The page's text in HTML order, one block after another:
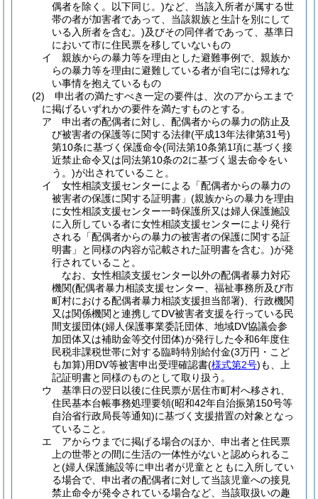
偶者を除く。以下同じ。)など、当該入所者が属する世
帯の者が加害者であって、当該親族と生計を別にして
いる入所者を含む。)及びその同伴者であって、基準日
において市に住民票を移していないもの
イ 親族からの暴力等を理由とした避難事例で、親族か
らの暴力等を理由に避難している者が自宅には帰れな
い事情を抱えているもの
(2) 申出者の満たすべき一定の要件は、次のアからエまで
に掲げるいずれかの要件を満たすものとする。
ア 申出者の配偶者に対し、配偶者からの暴力の防止及
び被害者の保護等に関する法律(平成13年法律第31号)
第10条に基づく保護命令(同法第10条第1項に基づく接
近禁止命令又は同法第10条の2に基づく退去命令をい
う。)が出されていること。
イ 女性相談支援センターによる「配偶者からの暴力の
被害者の保護に関する証明書」(親族からの暴力を理由
に女性相談支援センター一時保護所又は婦人保護施設
に入所している者に女性相談支援センターにより発行
される「配偶者からの暴力の被害者の保護に関する証
明書」と同様の内容が記載された証明書を含む。)が発
行されていること。
なお、女性相談支援センター以外の配偶者暴力対応
機関(配偶者暴力相談支援センター、福祉事務所及び市
町村における配偶者暴力相談支援担当部署)、行政機関
又は関係機関と連携してDV被害者支援を行っている民
間支援団体(婦人保護事業委託団体、地域DV協議会参
加団体又は補助金等交付団体)が発行した令和6年度住
民税非課税世帯に対する臨時特別給付金(3万円・こど
も加算)用DV等被害申出受理確認書(様式第2号)も、上
記証明書と同様のものとして取り扱う。
ウ 基準日の翌日以後に住民票が居住市町村へ移され、
住民基本台帳事務処理要領(昭和42年自治振第150号等
自治省行政局長等通知)に基づく支援措置の対象となっ
ていること。
エ アからウまでに掲げる場合のほか、申出者と住民票
上の世帯との間に生活の一体性がないと認められるこ
と(婦人保護施設等に申出者が児童とともに入所してい
る場合で、申出者の配偶者に対して当該児童への接見
禁止命令が発令されている場合など、当該取扱いの趣